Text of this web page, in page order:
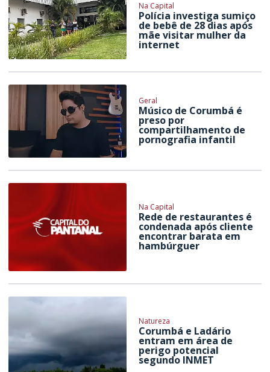
Na Capital
Polícia investiga sumiço
de bebê de 28 dias após
mãe visitar mulher da
internet
Geral
Músico de Corumbá é
preso por
compartilhamento de
pornografia infantil
Na Capital
Rede de restaurantes é
condenada após cliente
encontrar barata em
hambúrguer
Natureza
Corumbá e Ladário
entram em área de
perigo potencial
segundo INMET